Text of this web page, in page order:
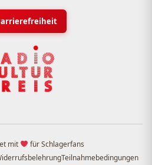
mit
für Schlagerfans
Teilnahmebedingungen